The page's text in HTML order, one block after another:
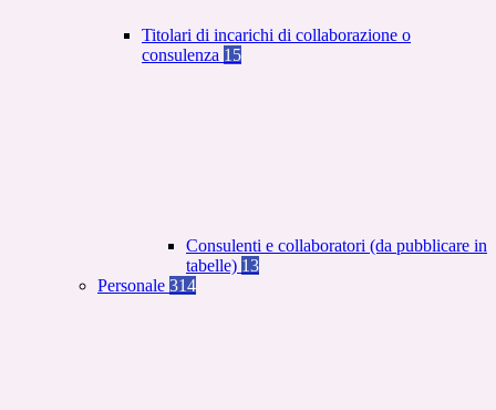
Titolari di incarichi di collaborazione o
consulenza 15
Consulenti e collaboratori (da pubblicare in
tabelle) 13
Personale 314